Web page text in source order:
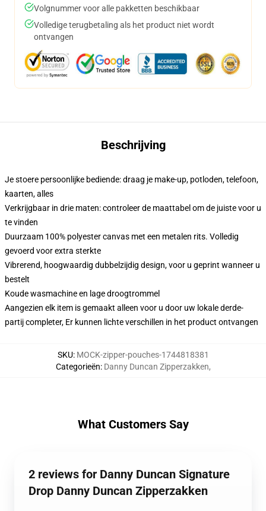
Volgnummer voor alle pakketten beschikbaar
Volledige terugbetaling als het product niet wordt
ontvangen
Beschrijving
Je stoere persoonlijke bediende: draag je make-up, potloden, telefoon,
kaarten, alles
Verkrijgbaar in drie maten: controleer de maattabel om de juiste voor u
te vinden
Duurzaam 100% polyester canvas met een metalen rits. Volledig
gevoerd voor extra sterkte
Vibrerend, hoogwaardig dubbelzijdig design, voor u geprint wanneer u
bestelt
Koude wasmachine en lage droogtrommel
Aangezien elk item is gemaakt alleen voor u door uw lokale derde-
partij completer, Er kunnen lichte verschillen in het product ontvangen
SKU: MOCK-zipper-pouches-1744818381
Categorieën: Danny Duncan Zipperzakken,
What Customers Say
2 reviews for Danny Duncan Signature
Drop Danny Duncan Zipperzakken